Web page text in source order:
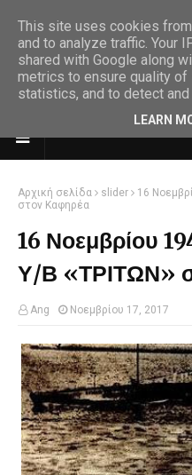
Αρχική σελίδα slider
16
στον Καφηρέα
16 Νοεμβρίου
Υ/Β «ΤΡΙΤΩΝ»
Ang Νοεμβρίου 17, 2017
This site uses cookies
and to analyze traffic. Your
shared with Google along
metrics to ensure quality of
statistics, and to detect
LEARN